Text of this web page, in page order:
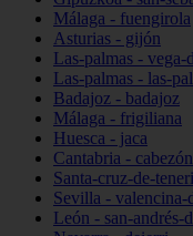
Málaga - fuengirola
Asturias - gijón
Las-palmas - vega-
Las-palmas - las-
Badajoz - badajoz
Málaga - frigiliana
Huesca - jaca
Cantabria -
Santa-cruz-de-
Sevilla - valencina-
León - san-andrés-